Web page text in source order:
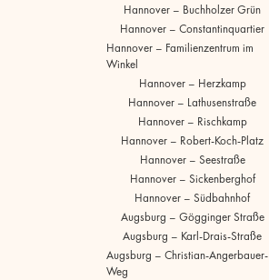
Hannover – Buchholzer Grün
Hannover – Constantinquartier
Hannover – Familienzentrum im
Winkel
Hannover – Herzkamp
Hannover – Lathusenstraße
Hannover – Rischkamp
Hannover – Robert-Koch-Platz
Hannover – Seestraße
Hannover – Sickenberghof
Hannover – Südbahnhof
Augsburg – Gögginger Straße
Augsburg – Karl-Drais-Straße
Augsburg – Christian-Angerbauer-
Weg